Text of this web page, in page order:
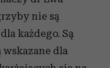
nie są
każdego. Są
dla